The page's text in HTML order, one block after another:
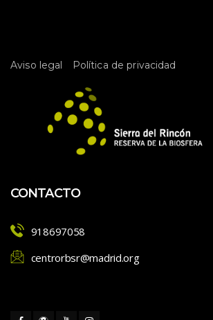
Aviso legal Política de privacidad
CONTACTO
918697058
centrorbsr@madrid.org